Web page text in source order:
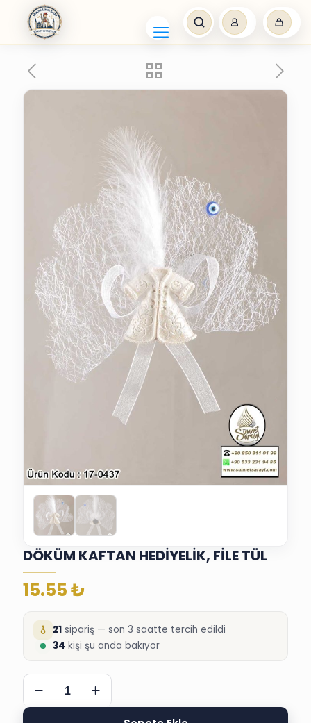
DÖKÜM KAFTAN HEDİYELİK, FİLE TÜL
15.55₺
21 sipariş — son 3 saatte tercih edildi
34 kişi şu anda bakıyor
DÖKÜM
KAFTAN
HEDİYELİK,